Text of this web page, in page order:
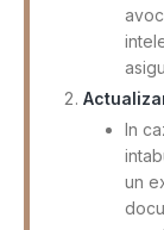
In
un